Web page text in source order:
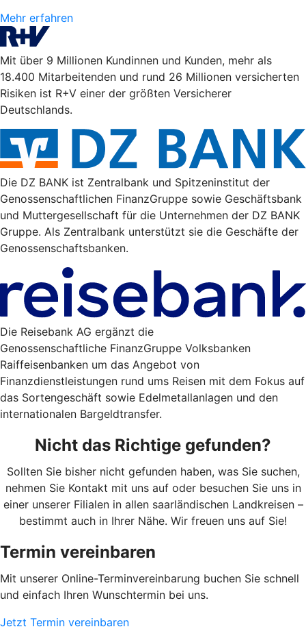
Mehr erfahren
Mit über 9 Millionen Kundinnen und Kunden, mehr als
18.400 Mitarbeitenden und rund 26 Millionen versicherten
Risiken ist R+V einer der größten Versicherer
Deutschlands.
Die DZ BANK ist Zentralbank und Spitzeninstitut der
Genossenschaftlichen FinanzGruppe sowie Geschäftsbank
und Muttergesellschaft für die Unternehmen der DZ BANK
Gruppe. Als Zentralbank unterstützt sie die Geschäfte der
Genossenschaftsbanken.
Die Reisebank AG ergänzt die
Genossenschaftliche FinanzGruppe Volksbanken
Raiffeisenbanken um das Angebot von
Finanzdienstleistungen rund ums Reisen mit dem Fokus auf
das Sortengeschäft sowie Edelmetallanlagen und den
internationalen Bargeldtransfer.
Nicht das Richtige gefunden?
Sollten Sie bisher nicht gefunden haben, was Sie suchen,
nehmen Sie Kontakt mit uns auf oder besuchen Sie uns in
einer unserer Filialen in allen saarländischen Landkreisen –
bestimmt auch in Ihrer Nähe. Wir freuen uns auf Sie!
Termin vereinbaren
Mit unserer Online-Terminvereinbarung buchen Sie schnell
und einfach Ihren Wunschtermin bei uns.
Jetzt Termin vereinbaren